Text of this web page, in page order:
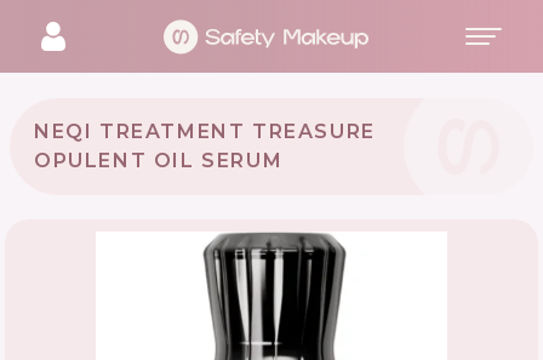
NEQI TREATMENT TREASURE
OPULENT OIL SERUM